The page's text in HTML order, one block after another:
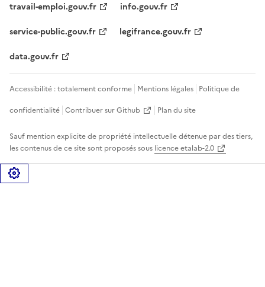
travail-emploi.gouv.fr
info.gouv.fr
service-public.gouv.fr
legifrance.gouv.fr
data.gouv.fr
Accessibilité : totalement conforme Mentions légales Politique de
confidentialité Contribuer sur Github Plan du site
Sauf mention explicite de propriété intellectuelle détenue par des tiers,
les contenus de ce site sont proposés sous licence etalab-2.0
Gérer les cookies